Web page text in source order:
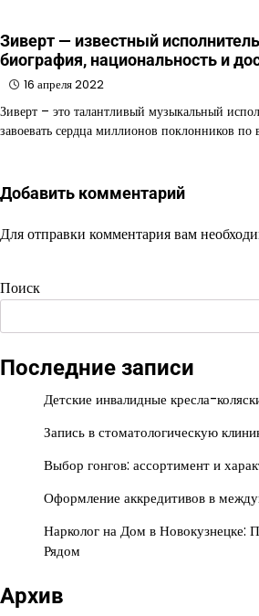
Зиверт — известный
биография, национальность и
16 апреля 2022
Зиверт – это талантливый музыкальный
завоевать сердца миллионов поклонников по
Добавить комментарий
Для отправки комментария вам
Поиск
Последние записи
Детские инвалидные кресла-
Запись в стоматологическую
Выбор гонгов: ассортимент и
Оформление аккредитивов в
Нарколог на Дом в Новокузнецке:
Рядом
Архив